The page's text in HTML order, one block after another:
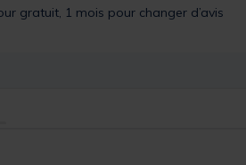
gratuit, 1 mois pour changer d’avis